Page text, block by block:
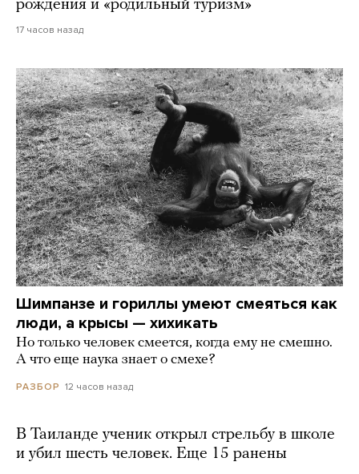
рождения и «родильный туризм»
17 часов назад
Шимпанзе и гориллы умеют смеяться как
люди, а крысы — хихикать
Но только человек смеется, когда ему не смешно.
А что еще наука знает о смехе?
РАЗБОР 12 часов назад
В Таиланде ученик открыл стрельбу в школе
и убил шесть человек. Еще 15 ранены